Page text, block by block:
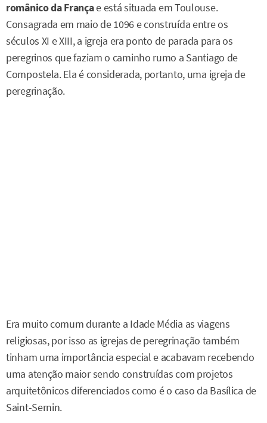
românico da Françae está situada em Toulouse.
Consagrada em maio de 1096 e construída entre os
séculos XI e XIII, a igreja era ponto de parada para os
peregrinos que faziam o caminho rumo a Santiago de
Compostela. Ela é considerada, portanto, uma igreja de
peregrinação.
Era muito comum durante a Idade Média as viagens
religiosas, por isso as igrejas de peregrinação também
tinham uma importância especial e acabavam recebendo
uma atenção maior sendo construídas com projetos
arquitetônicos diferenciados como é o caso da Basílica de
Saint-Sernin.